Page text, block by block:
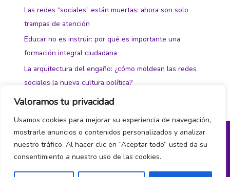
Valoramos tu privacidad
Usamos cookies para mejorar su experiencia de navegación,
mostrarle anuncios o contenidos personalizados y analizar
nuestro tráfico. Al hacer clic en “Aceptar todo” usted da su
consentimiento a nuestro uso de las cookies.
Las redes “sociales” están muertas: ahora son solo
trampas de atención
Educar no es instruir: por qué es importante una
formación integral ciudadana
La arquitectura del engaño: ¿cómo moldean las redes
sociales la nueva cultura política?
Política de privacidad y cookies
¿Hablamos?